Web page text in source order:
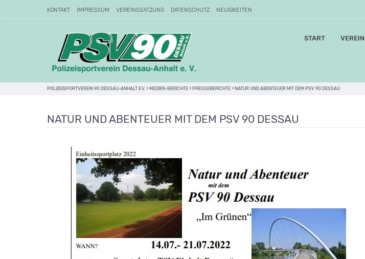
KONTAKT IMPRESSUM VEREINSSATZUNG DATENSCHUTZ NEUIGKEITEN
START VEREIN
POLIZEISPORTVEREIN 90 DESSAU-ANHALT E.V. > MEDIEN-BERICHTE > PRESSEBERICHTE > NATUR UND ABENTEUER MIT DEM PSV 90 DESSAU
NATUR UND ABENTEUER MIT DEM PSV 90 DESSAU